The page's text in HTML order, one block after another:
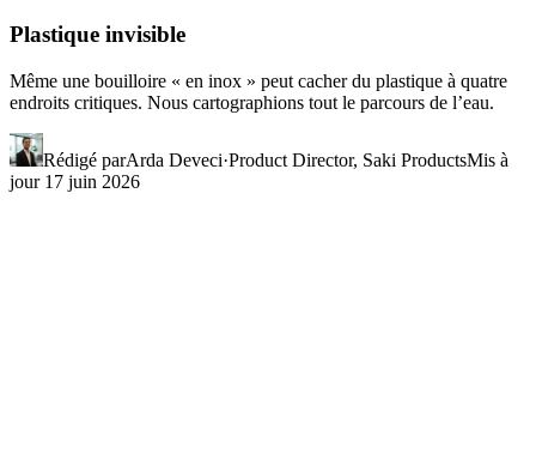
Plastique invisible
Même une bouilloire « en inox » peut cacher du plastique à quatre
endroits critiques. Nous cartographions tout le parcours de l’eau.
Rédigé parArda Deveci·Product Director, Saki ProductsMis à
jour 17 juin 2026